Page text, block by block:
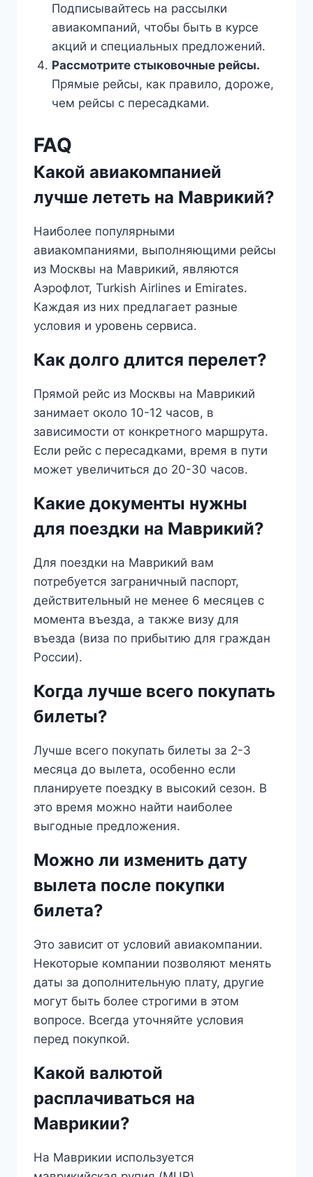
Подписывайтесь на рассылки
авиакомпаний, чтобы быть в курсе
акций и специальных предложений.
Рассмотрите стыковочные рейсы.
Прямые рейсы, как правило, дороже,
чем рейсы с пересадками.
FAQ
Какой авиакомпанией
лучше лететь на Маврикий?
Наиболее популярными
авиакомпаниями, выполняющими рейсы
из Москвы на Маврикий, являются
Аэрофлот, Turkish Airlines и Emirates.
Каждая из них предлагает разные
условия и уровень сервиса.
Как долго длится перелет?
Прямой рейс из Москвы на Маврикий
занимает около 10-12 часов, в
зависимости от конкретного маршрута.
Если рейс с пересадками, время в пути
может увеличиться до 20-30 часов.
Какие документы нужны
для поездки на Маврикий?
Для поездки на Маврикий вам
потребуется заграничный паспорт,
действительный не менее 6 месяцев с
момента въезда, а также визу для
въезда (виза по прибытию для граждан
России).
Когда лучше всего покупать
билеты?
Лучше всего покупать билеты за 2-3
месяца до вылета, особенно если
планируете поездку в высокий сезон. В
это время можно найти наиболее
выгодные предложения.
Можно ли изменить дату
вылета после покупки
билета?
Это зависит от условий авиакомпании.
Некоторые компании позволяют менять
даты за дополнительную плату, другие
могут быть более строгими в этом
вопросе. Всегда уточняйте условия
перед покупкой.
Какой валютой
расплачиваться на
Маврикии?
На Маврикии используется